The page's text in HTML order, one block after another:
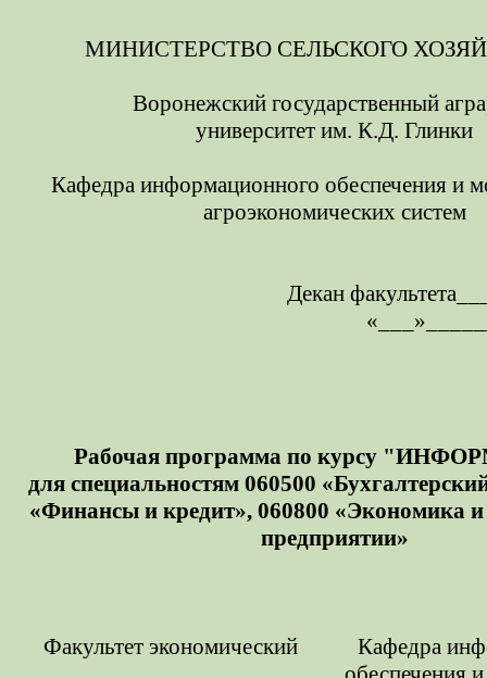
МИНИСТЕРСТВО СЕЛЬСКОГО
Воронежский государственный
университет им. К.Д. Глинки
Кафедра информационного обеспечения и
агроэкономических систем
Декан
Рабочая программа по курсу
для специальностям 060500
«Финансы и кредит», 060800 «Экономика и
предприятии»
Факультет экономический Кафедра